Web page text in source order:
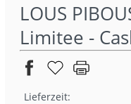
LOUS
Limitee -
Lieferzeit: